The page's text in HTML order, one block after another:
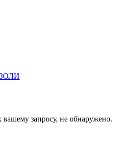
запросу, не обнаружено.